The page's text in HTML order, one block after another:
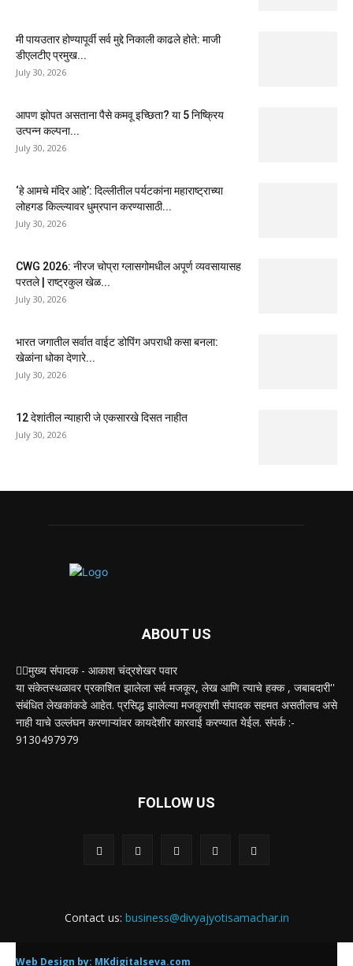
मी पायउतार होण्यापूर्वी सर्व मुद्दे निकाली काढले होते: माजी
डीएलटीए प्रमुख...
July 30, 2026
आपण झोपत असताना पैसे कमवू इच्छिता? या 5 निष्क्रिय
उत्पन्न कल्पना...
July 30, 2026
‘हे आमचे मंदिर आहे’: दिल्लीतील पर्यटकांना महाराष्ट्राच्या
लोहगड किल्ल्यावर धुम्रपान करण्यासाठी...
July 30, 2026
CWG 2026: नीरज चोप्रा ग्लासगोमधील अपूर्ण व्यवसायासह
परतले | राष्ट्रकुल खेळ...
July 30, 2026
भारत जगातील सर्वात वाईट डोपिंग अपराधी कसा बनला:
खेळांना धोका देणारे...
July 30, 2026
12 देशांतील न्याहारी जे एकसारखे दिसत नाहीत
July 30, 2026
ABOUT US
✍🏻मुख्य संपादक - आकाश चंद्रशेखर पवार
या संकेतस्थळावर प्रकाशित झालेला सर्व मजकूर, लेख आणि त्याचे हक्क , जबाबदारी''
संबंधित लेखकांकडे आहेत. प्रसिद्ध झालेल्या मजकुराशी संपादक सहमत असतीलच असे
नाही याचे उल्लंघन करणाऱ्यांवर कायदेशीर कारवाई करण्यात येईल. संपर्क :-
9130497979
FOLLOW US
Contact us: business@divyajyotisamachar.in
Web Design by: MKdigitalseva.com